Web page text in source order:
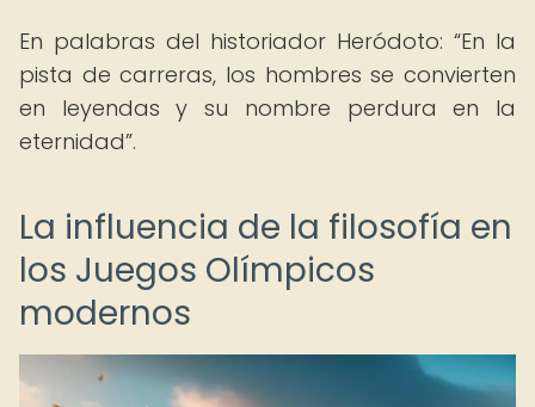
En palabras del historiador Heródoto:
En la
pista de carreras, los hombres se convierten
en leyendas y su nombre perdura en la
eternidad .
La influencia de la filosofía en
los Juegos Olímpicos
modernos